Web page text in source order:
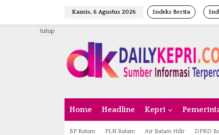
w
Kamis, 6 Agustus 2026 Indeks Berita
Home Headline Kepri
BP Batam PLN Batam Air Batam Hilir DPRD
tutup